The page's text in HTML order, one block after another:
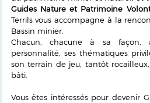
Guides Nature et Patrimoine
Terrils vous accompagne à la
Bassin minier.
Chacun, chacune à sa façon,
personnalité, ses thématiques
son terrain de jeu, tantôt
bâti.
Vous êtes intéressés pour devenir